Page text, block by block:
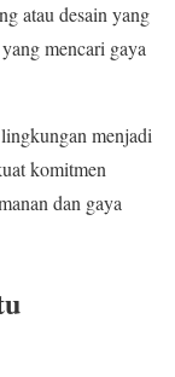
atau desain yang
mencari gaya
menjadi
komitmen
dan gaya